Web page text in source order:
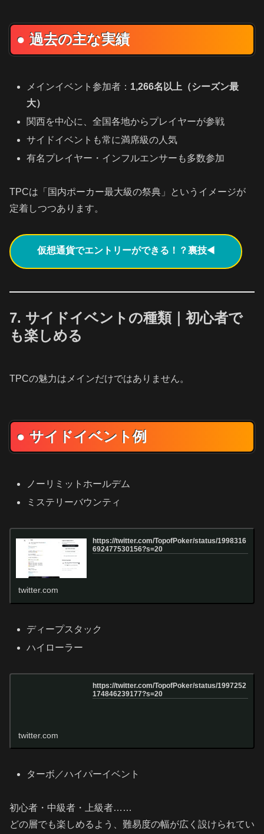
● 過去の主な実績
メインイベント参加者： 1,266名以上（シーズン最
大）
関西を中心に、全国各地からプレイヤーが参戦
サイドイベントも常に満席級の人気
有名プレイヤー・インフルエンサーも多数参加
TPCは「国内ポーカー最大級の祭典」というイメージが
定着しつつあります。
仮想通貨でエントリーができる！？裏技◀️
7. サイドイベントの種類｜初心者で
も楽しめる
TPCの魅力はメインだけではありません。
● サイドイベント例
ノーリミットホールデム
ミステリーバウンティ
https://twitter.com/TopofPoker/status/1998316
692477530156?s=20
twitter.com
ディープスタック
ハイローラー
https://twitter.com/TopofPoker/status/1997252
174846239177?s=20
twitter.com
ターボ／ハイパーイベント
初心者・中級者・上級者……
どの層でも楽しめるよう、難易度の幅が広く設けられてい